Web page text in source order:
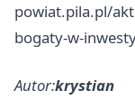
powiat.pila.pl/
bogaty-w-
Autor:krystian